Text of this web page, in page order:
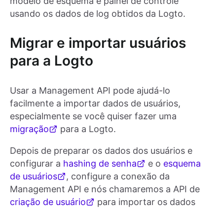
usando os dados de log obtidos da Logto.
Migrar e importar usuários
para a Logto
Usar a Management API pode ajudá-lo
facilmente a importar dados de usuários,
especialmente se você quiser fazer uma
migração
para a Logto.
Depois de preparar os dados dos usuários e
configurar a hashing de senha e o esquema
de usuários
, configure a conexão da
Management API e nós chamaremos a API de
criação de usuário
para importar os dados